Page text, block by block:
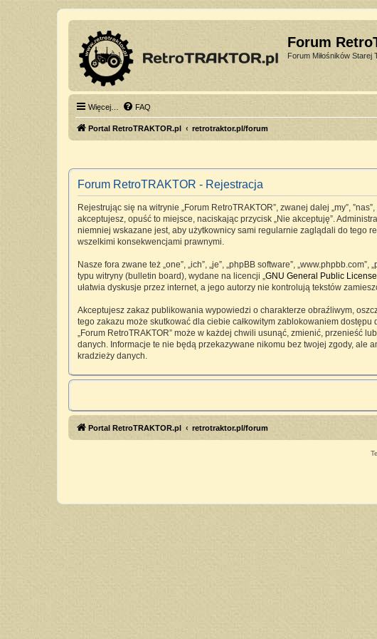
Forum
Forum Miłośników Starej
Więcej… FAQ
Portal RetroTRAKTOR.pl retrotraktor.pl/forum
Forum RetroTRAKTOR - Rejestracja
Rejestrując się na witrynie „Forum RetroTRAKTOR”, zwanej dalej „my”,
akceptujesz, opuść to miejsce, naciskając przycisk „Nie akceptuję”.
niemniej wskazane jest, aby użytkownicy sami regularnie zaglądali do tego
wszelkimi konsekwencjami prawnymi.
Nasze fora zwane też „one”, „ich”, „je”, „phpBB software”,
typu witryny (bulletin board), wydane na licencji „ GNU General Public
ułatwia dyskusje przez internet, a jego autorzy nie kontrolują tekstów
Akceptujesz zakaz publikowania wypowiedzi o charakterze obraźliwym,
tego zakazu może skutkować dla ciebie całkowitym zablokowaniem
„Forum RetroTRAKTOR” może w każdej chwili usunąć, zmienić, przenieść
danych. Informacje te nie będą przekazywane nikomu bez twojej zgody, ale
kradzieży danych.
Portal RetroTRAKTOR.pl retrotraktor.pl/forum